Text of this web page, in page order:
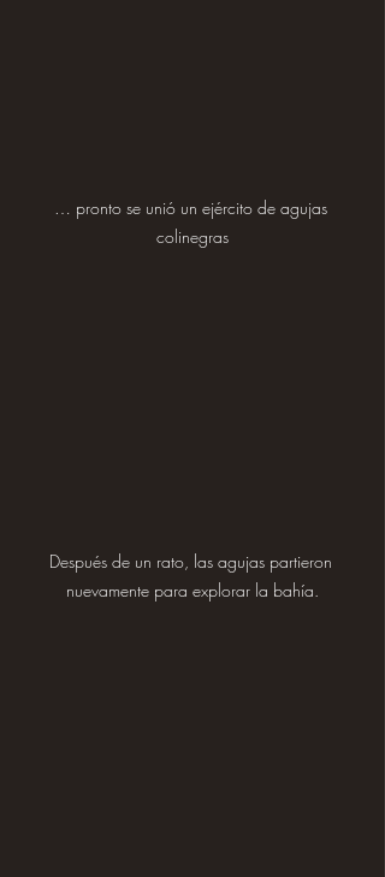
… pronto se unió un ejército de agujas
colinegras
Después de un rato, las agujas partieron
nuevamente para explorar la bahía.